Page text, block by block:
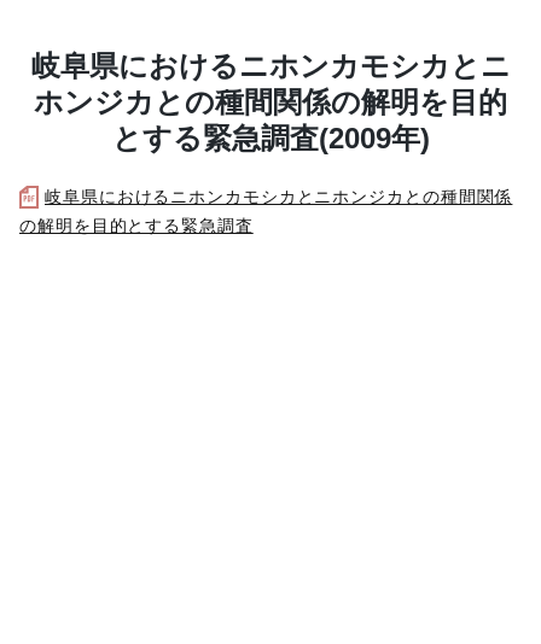
岐阜県におけるニホンカモシカとニ
ホンジカとの種間関係の解明を目的
とする緊急調査(2009年)
岐阜県におけるニホンカモシカとニホンジカとの種間関係
の解明を目的とする緊急調査